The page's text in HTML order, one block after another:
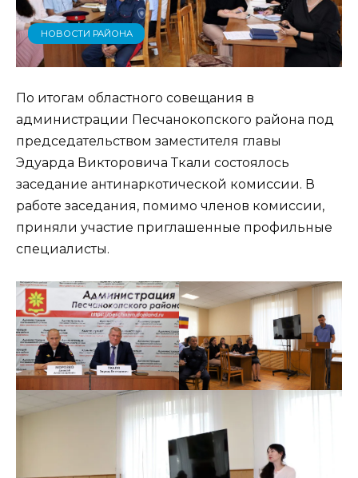
НОВОСТИ РАЙОНА
По итогам областного совещания в
администрации Песчанокопского района под
председательством заместителя главы
Эдуарда Викторовича Ткали состоялось
заседание антинаркотической комиссии. В
работе заседания, помимо членов комиссии,
приняли участие приглашенные профильные
специалисты.